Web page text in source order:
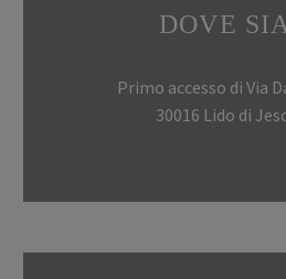
DOVE
Primo accesso di Via
30016 Lido di